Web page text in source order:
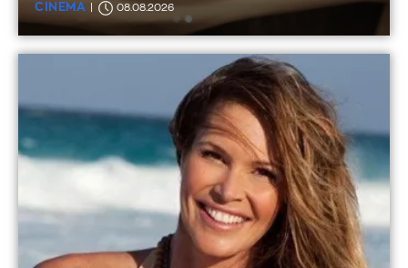
CINEMA 08.08.2026